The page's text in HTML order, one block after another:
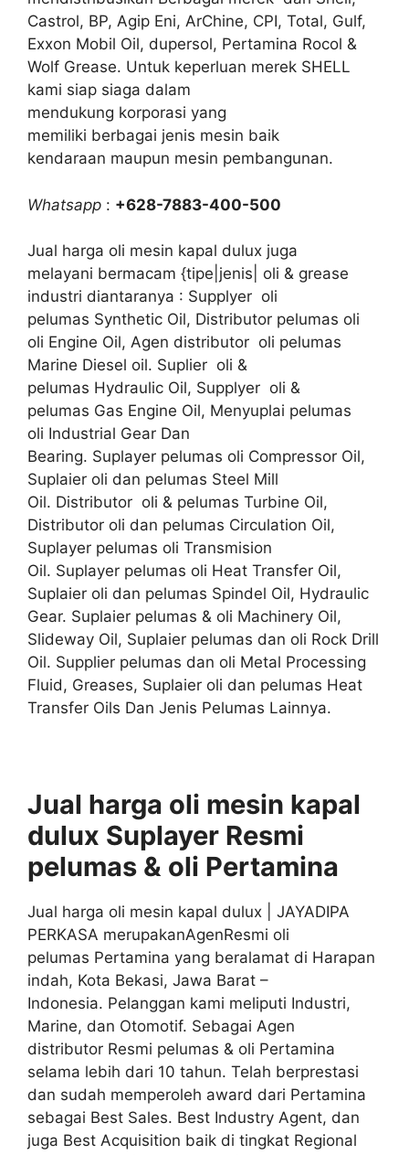
Castrol, BP, Agip Eni, ArChine, CPI, Total, Gulf,
Exxon Mobil Oil, dupersol, Pertamina Rocol &
Wolf Grease. Untuk keperluan merek SHELL
kami siap siaga dalam
mendukung korporasi yang
memiliki berbagai jenis mesin baik
kendaraan maupun mesin pembangunan.
Whatsapp : +628-7883-400-500
Jual harga oli mesin kapal dulux juga
melayani bermacam {tipe|jenis| oli & grease
industri diantaranya : Supplyer oli
pelumas Synthetic Oil, Distributor pelumas oli
oli Engine Oil, Agen distributor oli pelumas
Marine Diesel oil. Suplier oli &
pelumas Hydraulic Oil, Supplyer oli &
pelumas Gas Engine Oil, Menyuplai pelumas
oli Industrial Gear Dan
Bearing. Suplayer pelumas oli Compressor Oil,
Suplaier oli dan pelumas Steel Mill
Oil. Distributor oli & pelumas Turbine Oil,
Distributor oli dan pelumas Circulation Oil,
Suplayer pelumas oli Transmision
Oil. Suplayer pelumas oli Heat Transfer Oil,
Suplaier oli dan pelumas Spindel Oil, Hydraulic
Gear. Suplaier pelumas & oli Machinery Oil,
Slideway Oil, Suplaier pelumas dan oli Rock Drill
Oil. Supplier pelumas dan oli Metal Processing
Fluid, Greases, Suplaier oli dan pelumas Heat
Transfer Oils Dan Jenis Pelumas Lainnya.
Jual harga oli mesin kapal
dulux Suplayer Resmi
pelumas & oli Pertamina
Jual harga oli mesin kapal dulux | JAYADIPA
PERKASA merupakanAgenResmi oli
pelumas Pertamina yang beralamat di Harapan
indah, Kota Bekasi, Jawa Barat –
Indonesia. Pelanggan kami meliputi Industri,
Marine, dan Otomotif. Sebagai Agen
distributor Resmi pelumas & oli Pertamina
selama lebih dari 10 tahun. Telah berprestasi
dan sudah memperoleh award dari Pertamina
sebagai Best Sales. Best Industry Agent, dan
juga Best Acquisition baik di tingkat Regional